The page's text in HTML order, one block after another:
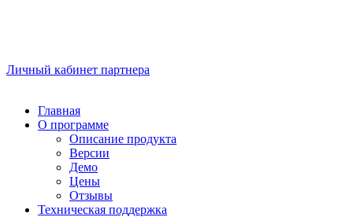
Личный кабинет партнера
Главная
О программе
Описание продукта
Версии
Демо
Цены
Отзывы
Техническая поддержка